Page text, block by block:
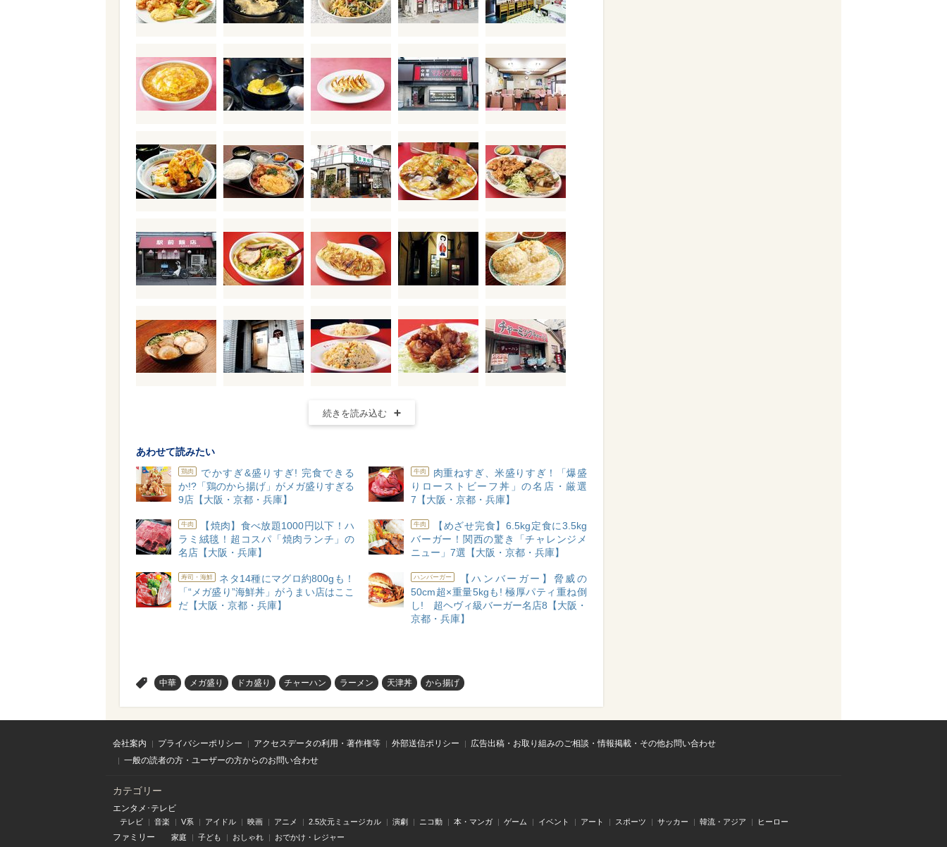
続きを読み込む
あわせて読みたい
鶏肉
でかすぎ&盛りすぎ! 完食できる
か!?「鶏のから揚げ」がメガ盛りすぎる
9店【大阪・京都・兵庫】
牛肉
肉重ねすぎ、米盛りすぎ！「爆盛
りローストビーフ丼」の名店・厳選
7【大阪・京都・兵庫】
牛肉
【焼肉】食べ放題1000円以下！ハ
ラミ絨毯！超コスパ「焼肉ランチ」の
名店【大阪・兵庫】
牛肉
【めざせ完食】6.5kg定食に3.5kg
バーガー！関西の驚き「チャレンジメ
ニュー」7選【大阪・京都・兵庫】
寿司・海鮮
ネタ14種にマグロ約800gも！
「“メガ盛り”海鮮丼」がうまい店はここ
だ【大阪・京都・兵庫】
ハンバーガー
【ハンバーガー】脅威の
50cm超×重量5kgも! 極厚パティ重ね倒
し! 超ヘヴィ級バーガー名店8【大阪・
京都・兵庫】
中華 メガ盛り ドカ盛り チャーハン ラーメン 天津丼 から揚げ
会社案内 プライバシーポリシー アクセスデータの利用・著作権等 外部送信ポリシー
広告出稿・お取り組みのご相談・情報掲載・その他お問い合わせ
一般の読者の方・ユーザーの方からのお問い合わせ
カテゴリー
エンタメ･テレビ
テレビ 音楽 V系 アイドル 映画 アニメ 2.5次元ミュージカル 演劇 ニコ動 本・マンガ ゲーム イベント アート スポーツ サッカー 韓流・アジア ヒーロー
ファミリー 家庭 子ども おしゃれ おでかけ・レジャー